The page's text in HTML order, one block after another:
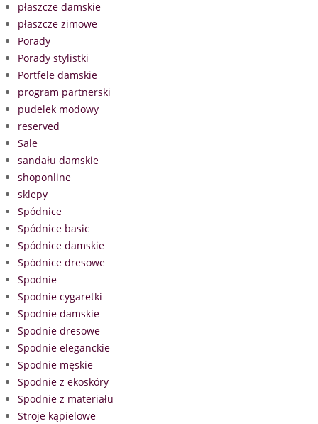
płaszcze damskie
płaszcze zimowe
Porady
Porady stylistki
Portfele damskie
program partnerski
pudelek modowy
reserved
Sale
sandału damskie
shoponline
sklepy
Spódnice
Spódnice basic
Spódnice damskie
Spódnice dresowe
Spodnie
Spodnie cygaretki
Spodnie damskie
Spodnie dresowe
Spodnie eleganckie
Spodnie męskie
Spodnie z ekoskóry
Spodnie z materiału
Stroje kąpielowe